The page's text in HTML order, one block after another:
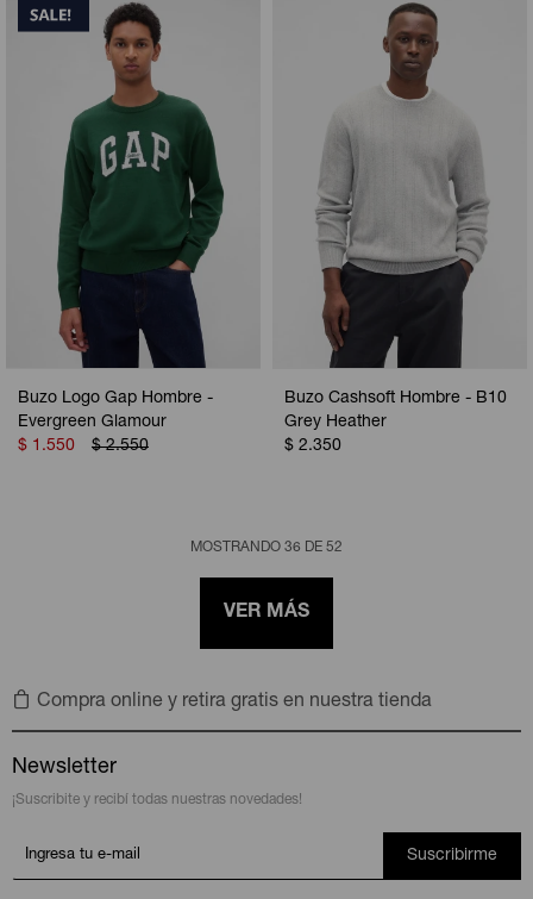
Buzo Logo Gap Hombre -
Evergreen Glamour
$ 1.550 $ 2.550
Buzo Cashsoft Hombre - B10
Grey Heather
$ 2.350
MOSTRANDO 36 DE 52
VER MÁS
Compra online y retira gratis en nuestra tienda
Newsletter
¡Suscribite y recibí todas nuestras novedades!
Suscribirme